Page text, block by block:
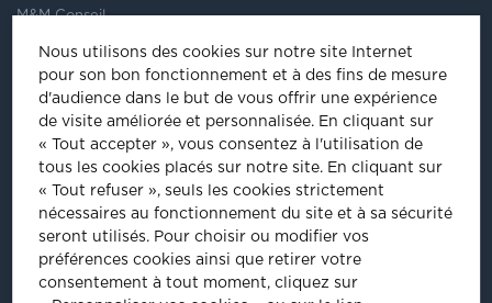
M&M Conseil
75007 Paris
:01 44 18 64 60
ÊTRE INVITÉ À NOS ÉVÈNEMENTS
Inscrivez-vous pour être informé de nos prochains évènements :
INSCRIPTION
Nous utilisons des cookies sur notre site Internet
pour son bon fonctionnement et à des fins de mesure
d'audience dans le but de vous offrir une expérience
de visite améliorée et personnalisée. En cliquant sur
« Tout accepter », vous consentez à l'utilisation de
tous les cookies placés sur notre site. En cliquant sur
« Tout refuser », seuls les cookies strictement
nécessaires au fonctionnement du site et à sa sécurité
seront utilisés. Pour choisir ou modifier vos
préférences cookies ainsi que retirer votre
consentement à tout moment, cliquez sur